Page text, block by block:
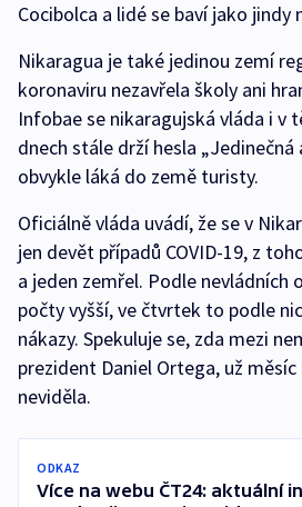
Cocibolca a lidé se baví jako jindy
Nikaragua je také jedinou zemí
koronaviru nezavřela školy ani
Infobae se nikaragujská vláda i v
dnech stále drží hesla „Jedinečná
obvykle láká do země turisty.
Oficiálně vláda uvádí, že se v
jen devět případů COVID-19, z
a jeden zemřel. Podle nevládních
počty vyšší, ve čtvrtek to podle
nákazy. Spekuluje se, zda mezi
prezident Daniel Ortega, už
neviděla.
ODKAZ
Více na webu ČT24: aktuální